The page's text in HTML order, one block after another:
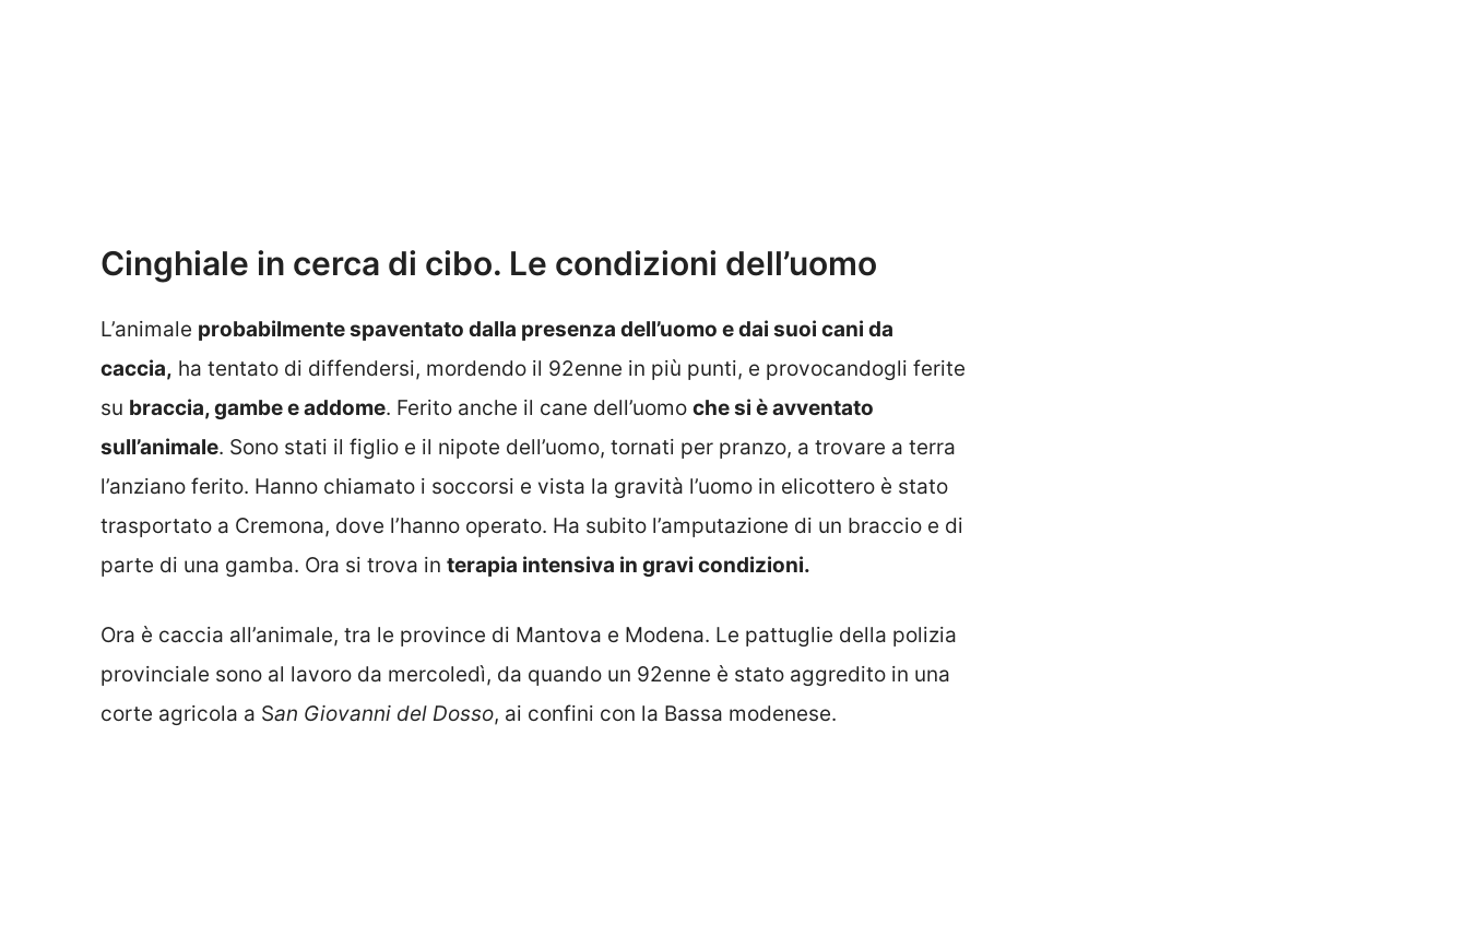
Cinghiale in cerca di cibo. Le condizioni dell’uomo
L’animale probabilmente spaventato dalla presenza dell’uomo e dai suoi cani da
caccia, ha tentato di diffendersi, mordendo il 92enne in più punti, e provocandogli ferite
su braccia, gambe e addome. Ferito anche il cane dell’uomo che si è avventato
sull’animale. Sono stati il figlio e il nipote dell’uomo, tornati per pranzo, a trovare a terra
l’anziano ferito. Hanno chiamato i soccorsi e vista la gravità l’uomo in elicottero è stato
trasportato a Cremona, dove l’hanno operato. Ha subito l’amputazione di un braccio e di
parte di una gamba. Ora si trova in terapia intensiva in gravi condizioni.
Ora è caccia all’animale, tra le province di Mantova e Modena. Le pattuglie della polizia
provinciale sono al lavoro da mercoledì, da quando un 92enne è stato aggredito in una
corte agricola a San Giovanni del Dosso, ai confini con la Bassa modenese.